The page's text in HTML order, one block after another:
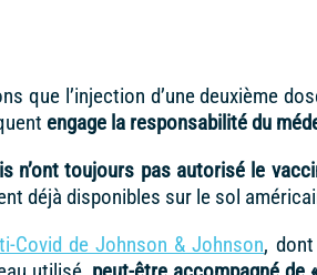
que l’injection d’une deuxième
engage la responsabilité du
n’ont toujours pas autorisé le
déjà disponibles sur le sol
Covid de Johnson & Johnson,